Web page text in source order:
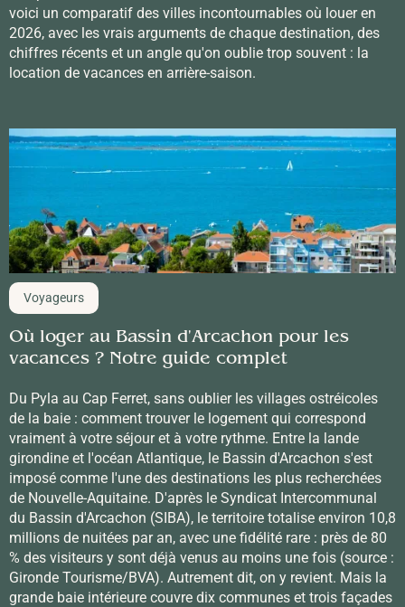
voici un comparatif des villes incontournables où louer en
2026, avec les vrais arguments de chaque destination, des
chiffres récents et un angle qu'on oublie trop souvent : la
location de vacances en arrière-saison.
Voyageurs
Où loger au Bassin d'Arcachon pour les
vacances ? Notre guide complet
Du Pyla au Cap Ferret, sans oublier les villages ostréicoles
de la baie : comment trouver le logement qui correspond
vraiment à votre séjour et à votre rythme. Entre la lande
girondine et l'océan Atlantique, le Bassin d'Arcachon s'est
imposé comme l'une des destinations les plus recherchées
de Nouvelle-Aquitaine. D'après le Syndicat Intercommunal
du Bassin d'Arcachon (SIBA), le territoire totalise environ 10,8
millions de nuitées par an, avec une fidélité rare : près de 80
% des visiteurs y sont déjà venus au moins une fois (source :
Gironde Tourisme/BVA). Autrement dit, on y revient. Mais la
grande baie intérieure couvre dix communes et trois façades